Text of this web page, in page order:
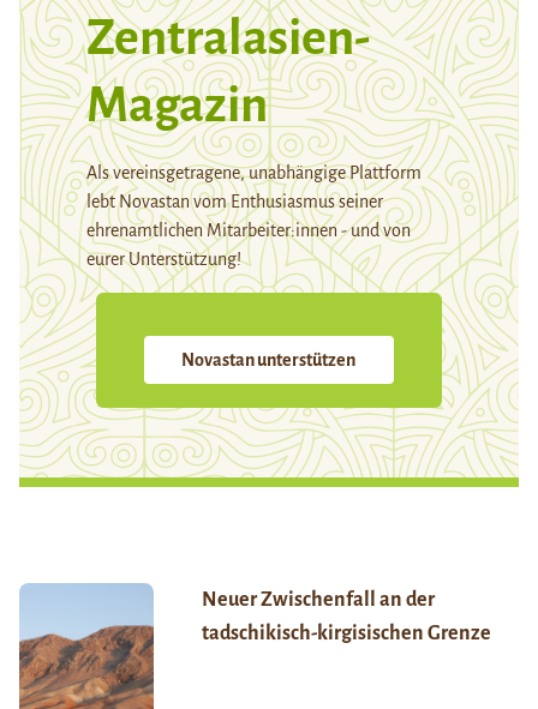
Zentralasien-
Magazin
Als vereinsgetragene, unabhängige Plattform
lebt Novastan vom Enthusiasmus seiner
ehrenamtlichen Mitarbeiter:innen - und von
eurer Unterstützung!
Novastan unterstützen
Neuer Zwischenfall an der
tadschikisch-kirgisischen Grenze